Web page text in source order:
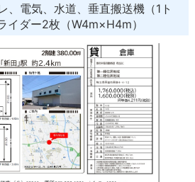
電気、水道、垂直搬送機（1ト
イダー2枚（W4m×H4m）